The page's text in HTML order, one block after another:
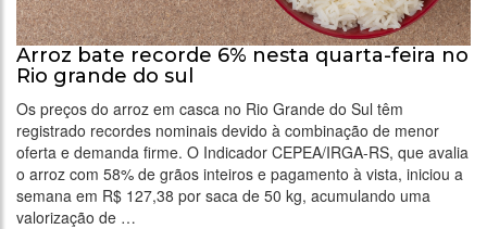
Arroz bate recorde 6% nesta quarta-feira no
Rio grande do sul
Os preços do arroz em casca no Rio Grande do Sul têm
registrado recordes nominais devido à combinação de menor
oferta e demanda firme. O Indicador CEPEA/IRGA-RS, que avalia
o arroz com 58% de grãos inteiros e pagamento à vista, iniciou a
semana em R$ 127,38 por saca de 50 kg, acumulando uma
valorização de …